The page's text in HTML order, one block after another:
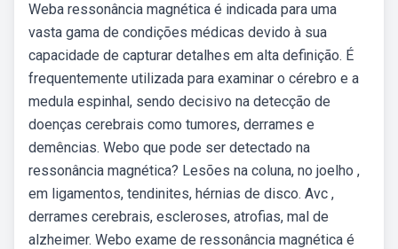
Weba ressonância magnética é indicada para uma
vasta gama de condições médicas devido à sua
capacidade de capturar detalhes em alta definição. É
frequentemente utilizada para examinar o cérebro e a
medula espinhal, sendo decisivo na detecção de
doenças cerebrais como tumores, derrames e
demências. Webo que pode ser detectado na
ressonância magnética? Lesões na coluna, no joelho ,
em ligamentos, tendinites, hérnias de disco. Avc ,
derrames cerebrais, escleroses, atrofias, mal de
alzheimer. Webo exame de ressonância magnética é